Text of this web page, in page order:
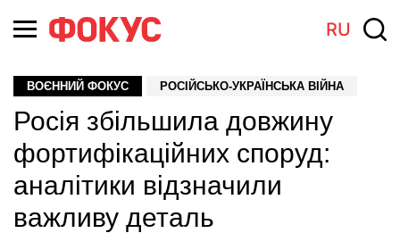
RU
ВОЄННИЙ ФОКУС РОСІЙСЬКО-УКРАЇНСЬКА ВІЙНА
Росія збільшила довжину
фортифікаційних споруд:
аналітики відзначили
важливу деталь